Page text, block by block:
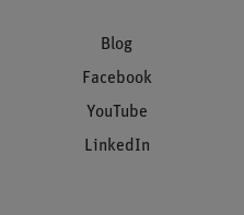
Blog
Facebook
YouTube
LinkedIn